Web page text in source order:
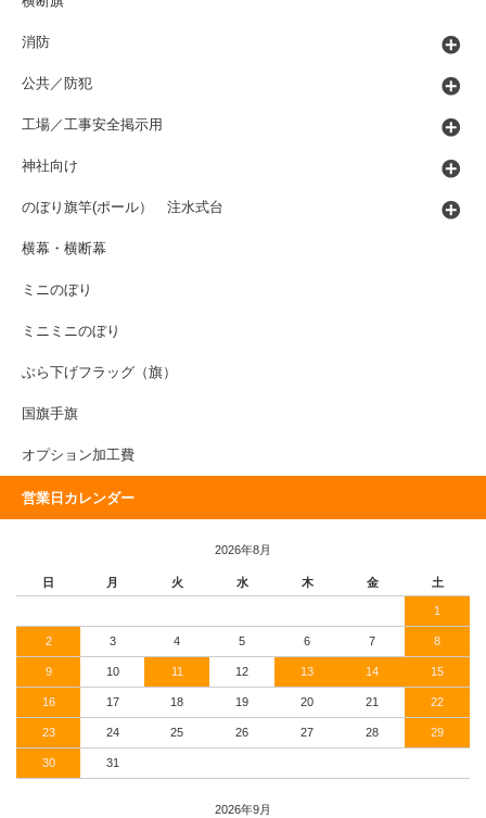
消防
公共／防犯
工場／工事安全掲示用
神社向け
のぼり旗竿(ポール） 注水式台
横幕・横断幕
ミニのぼり
ミニミニのぼり
ぶら下げフラッグ（旗）
国旗手旗
オプション加工費
営業日カレンダー
2026年8月
日 月 火 水 木 金 土
1
2 3 4 5 6 7 8
9 10 11 12 13 14 15
16 17 18 19 20 21 22
23 24 25 26 27 28 29
30 31
2026年9月